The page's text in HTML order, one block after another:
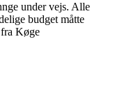
under vejs. Alle
budget måtte
Køge